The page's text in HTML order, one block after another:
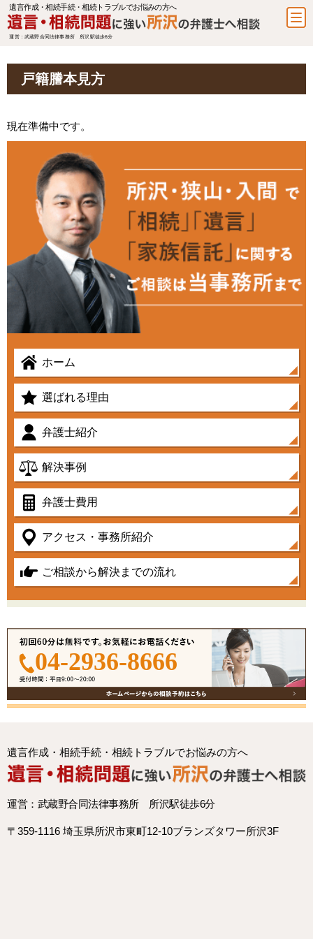
遺言作成・相続手続・相続トラブルでお悩みの方へ
運営：武蔵野合同法律事務所 所沢駅徒歩6分
戸籍謄本見方
現在準備中です。
ホーム
選ばれる理由
弁護士紹介
解決事例
弁護士費用
アクセス・事務所紹介
ご相談から解決までの流れ
04-2936-8666
遺言作成・相続手続・相続トラブルでお悩みの方へ
運営：武蔵野合同法律事務所 所沢駅徒歩6分
〒359-1116 埼玉県所沢市東町12-10ブランズタワー所沢3F